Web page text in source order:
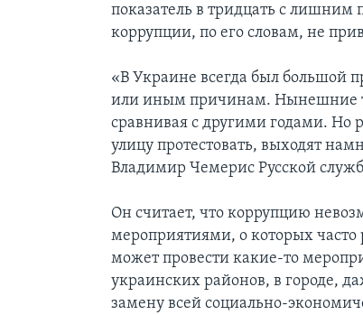
показатель в тридцать с
коррупции, по его словам, не
«В Украине всегда был большой
или иным причинам. Нынешние
сравнивая с другими годами. Но
улицу протестовать, выходят
Владимир Чемерис Русской
Он считает, что коррупцию
мероприятиями, о которых часто
может провести какие-то
украинских районов, в городе,
замену всей социально-